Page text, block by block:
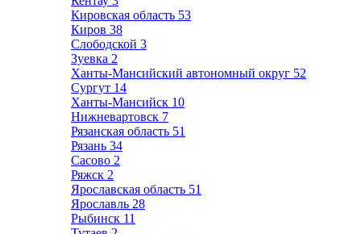
Кировская область 53
Киров 38
Слободской 3
Зуевка 2
Ханты-Мансийский автономный округ 52
Сургут 14
Ханты-Мансийск 10
Нижневартовск 7
Рязанская область 51
Рязань 34
Сасово 2
Ряжск 2
Ярославская область 51
Ярославль 28
Рыбинск 11